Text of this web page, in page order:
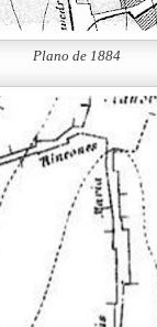
Plano de 1884